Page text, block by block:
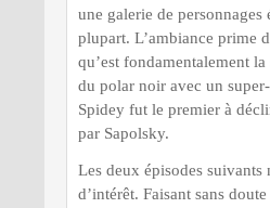
une galerie de personnages
plupart. L’ambiance prime
qu’est fondamentalement
du polar noir avec un
Spidey fut le premier à
par Sapolsky.
Les deux épisodes suivants
d’intérêt. Faisant sans